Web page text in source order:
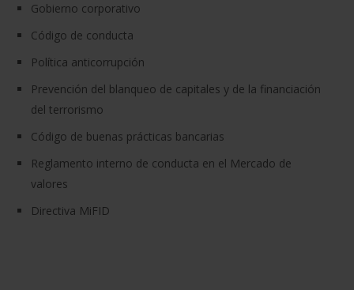
Gobierno corporativo
Código de conducta
Política anticorrupción
Prevención del blanqueo de capitales y de la financiación
del terrorismo
Código de buenas prácticas bancarias
Reglamento interno de conducta en el Mercado de
valores
Directiva MiFID